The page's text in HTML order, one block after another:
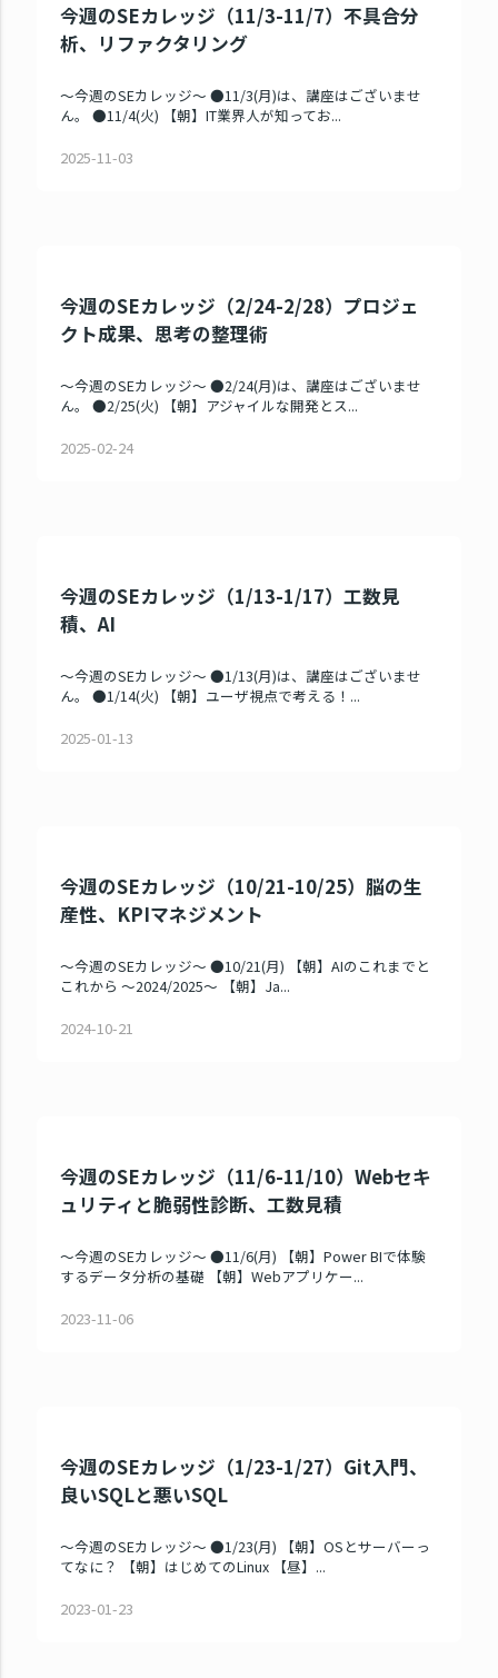
今週のSEカレッジ（11/3-11/7）不具合分
析、リファクタリング
～今週のSEカレッジ～ ●11/3(月)は、講座はございませ
ん。 ●11/4(火) 【朝】IT業界人が知ってお...
2025-11-03
今週のSEカレッジ（2/24-2/28）プロジェ
クト成果、思考の整理術
～今週のSEカレッジ～ ●2/24(月)は、講座はございませ
ん。 ●2/25(火) 【朝】アジャイルな開発とス...
2025-02-24
今週のSEカレッジ（1/13-1/17）工数見
積、AI
～今週のSEカレッジ～ ●1/13(月)は、講座はございませ
ん。 ●1/14(火) 【朝】ユーザ視点で考える！...
2025-01-13
今週のSEカレッジ（10/21-10/25）脳の生
産性、KPIマネジメント
～今週のSEカレッジ～ ●10/21(月) 【朝】AIのこれまでと
これから ～2024/2025～ 【朝】Ja...
2024-10-21
今週のSEカレッジ（11/6-11/10）Webセキ
ュリティと脆弱性診断、工数見積
～今週のSEカレッジ～ ●11/6(月) 【朝】Power BIで体験
するデータ分析の基礎 【朝】Webアプリケー...
2023-11-06
今週のSEカレッジ（1/23-1/27）Git入門、
良いSQLと悪いSQL
～今週のSEカレッジ～ ●1/23(月) 【朝】OSとサーバーっ
てなに？ 【朝】はじめてのLinux 【昼】...
2023-01-23